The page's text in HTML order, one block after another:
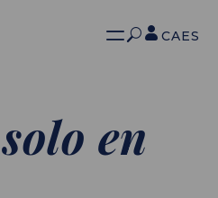
CAES
en